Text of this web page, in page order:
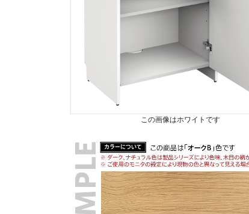
この画像はホワイトです